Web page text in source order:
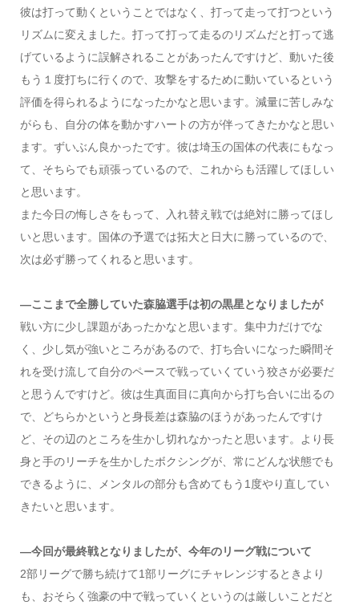
彼は打って動くということではなく、打って走って打つという
リズムに変えました。打って打って走るのリズムだと打って逃
げているように誤解されることがあったんですけど、動いた後
もう１度打ちに行くので、攻撃をするために動いているという
評価を得られるようになったかなと思います。減量に苦しみな
がらも、自分の体を動かすハートの方が伴ってきたかなと思い
ます。ずいぶん良かったです。彼は埼玉の国体の代表にもなっ
て、そちらでも頑張っているので、これからも活躍してほしい
と思います。
また今日の悔しさをもって、入れ替え戦では絶対に勝ってほし
いと思います。国体の予選では拓大と日大に勝っているので、
次は必ず勝ってくれると思います。
―ここまで全勝していた森脇選手は初の黒星となりましたが
戦い方に少し課題があったかなと思います。集中力だけでな
く、少し気が強いところがあるので、打ち合いになった瞬間そ
れを受け流して自分のペースで戦っていくていう狡さが必要だ
と思うんですけど。彼は生真面目に真向から打ち合いに出るの
で、どちらかというと身長差は森脇のほうがあったんですけ
ど、その辺のところを生かし切れなかったと思います。より長
身と手のリーチを生かしたボクシングが、常にどんな状態でも
できるように、メンタルの部分も含めてもう1度やり直してい
きたいと思います。
―今回が最終戦となりましたが、今年のリーグ戦について
2部リーグで勝ち続けて1部リーグにチャレンジするときより
も、おそらく強豪の中で戦っていくというのは厳しいことだと